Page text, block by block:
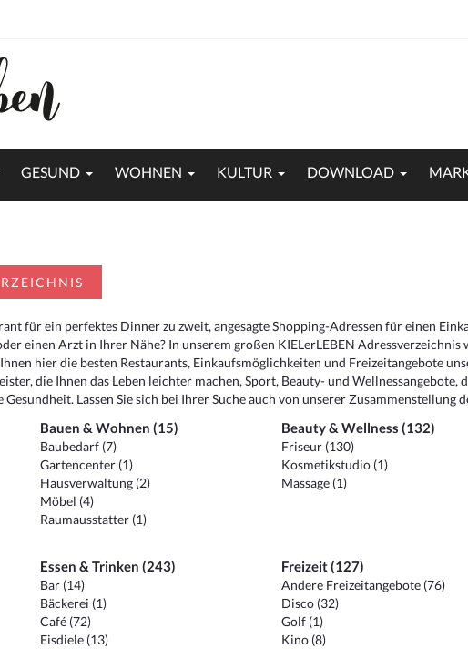
GESUND WOHNEN KULTUR DOWNLOAD
für ein perfektes Dinner zu zweit, angesagte Shopping-Adressen für einen
einen Arzt in Ihrer Nähe? In unserem großen KIELerLEBEN
hier die besten Restaurants, Einkaufsmöglichkeiten und Freizeitangebote
die Ihnen das Leben leichter machen, Sport, Beauty- und Wellnessangebote,
Lassen Sie sich bei Ihrer Suche auch von unserer Zusammenstellung
Bauen & Wohnen (15)
Baubedarf (7)
Gartencenter (1)
Hausverwaltung (2)
Möbel (4)
Raumausstatter (1)
Beauty & Wellness (132)
Friseur (130)
Kosmetikstudio (1)
Massage (1)
Essen & Trinken (243)
Bar (14)
Bäckerei (1)
Café (72)
Eisdiele (13)
Freizeit (127)
Andere Freizeitangebote (76)
Disco (32)
Golf (1)
Kino (8)